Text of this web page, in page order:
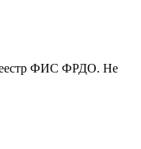
ФИС ФРДО. Не